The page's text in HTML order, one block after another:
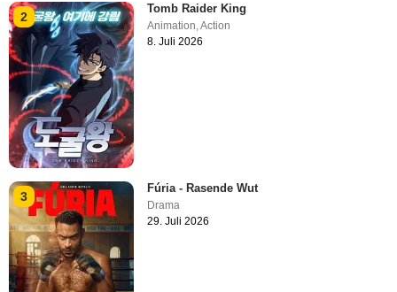
2
Tomb Raider King
Animation ,Action
8. Juli 2026
3
Fúria - Rasende Wut
Drama
29. Juli 2026